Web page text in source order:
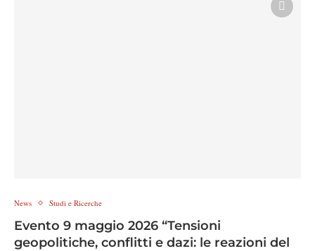
News Studi e Ricerche
Evento 9 maggio 2026 “Tensioni
geopolitiche, conflitti e dazi: le reazioni del